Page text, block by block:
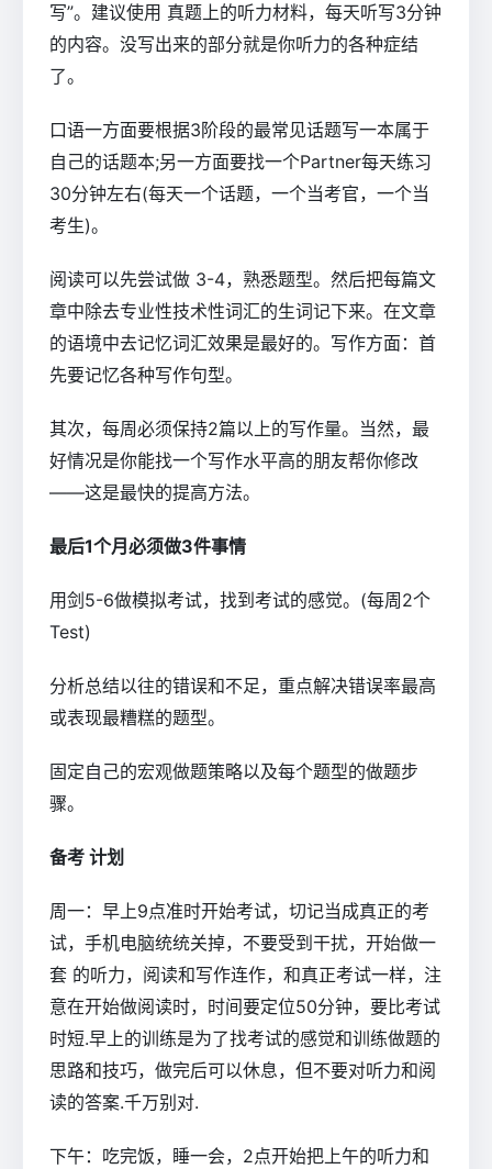
写”。建议使用 真题上的听力材料，每天听写3分钟
的内容。没写出来的部分就是你听力的各种症结
了。
口语一方面要根据3阶段的最常见话题写一本属于
自己的话题本;另一方面要找一个Partner每天练习
30分钟左右(每天一个话题，一个当考官，一个当
考生)。
阅读可以先尝试做 3-4，熟悉题型。然后把每篇文
章中除去专业性技术性词汇的生词记下来。在文章
的语境中去记忆词汇效果是最好的。写作方面：首
先要记忆各种写作句型。
其次，每周必须保持2篇以上的写作量。当然，最
好情况是你能找一个写作水平高的朋友帮你修改
——这是最快的提高方法。
最后1个月必须做3件事情
用剑5-6做模拟考试，找到考试的感觉。(每周2个
Test)
分析总结以往的错误和不足，重点解决错误率最高
或表现最糟糕的题型。
固定自己的宏观做题策略以及每个题型的做题步
骤。
备考 计划
周一：早上9点准时开始考试，切记当成真正的考
试，手机电脑统统关掉，不要受到干扰，开始做一
套 的听力，阅读和写作连作，和真正考试一样，注
意在开始做阅读时，时间要定位50分钟，要比考试
时短.早上的训练是为了找考试的感觉和训练做题的
思路和技巧，做完后可以休息，但不要对听力和阅
读的答案.千万别对.
下午：吃完饭，睡一会，2点开始把上午的听力和